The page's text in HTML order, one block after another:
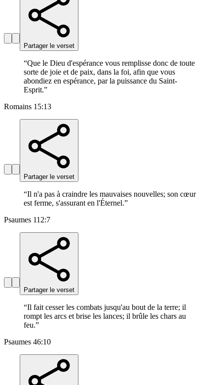
Partager le verset
“Que le Dieu d'espérance vous remplisse donc de toute
sorte de joie et de paix, dans la foi, afin que vous
abondiez en espérance, par la puissance du Saint-
Esprit.”
Romains 15:13
Partager le verset
“Il n'a pas à craindre les mauvaises nouvelles; son cœur
est ferme, s'assurant en l'Éternel.”
Psaumes 112:7
Partager le verset
“Il fait cesser les combats jusqu'au bout de la terre; il
rompt les arcs et brise les lances; il brûle les chars au
feu.”
Psaumes 46:10